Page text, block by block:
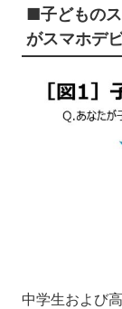
■子どもの
がスマホデ
中学生および